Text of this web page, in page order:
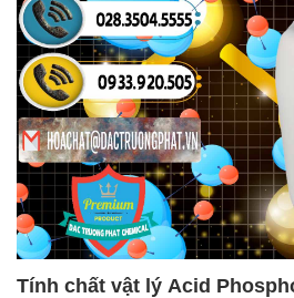
Tính chất vật lý Acid